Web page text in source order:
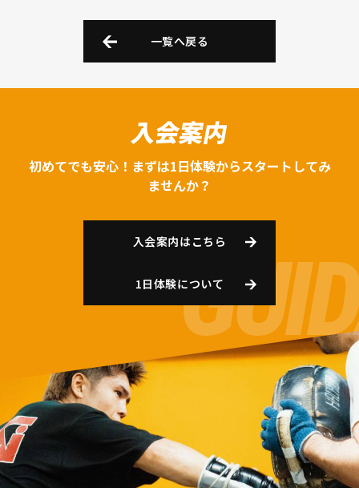
一覧へ戻る
入会案内
初めてでも安心！まずは1日体験からスタートしてみ
ませんか？
入会案内はこちら
1日体験について